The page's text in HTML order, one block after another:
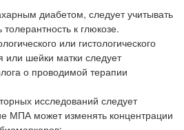
диабетом, следует учитывать
к глюкозе.
или гистологического
или шейки матки следует
о проводимой терапии
исследований следует
МПА может изменять концентрации